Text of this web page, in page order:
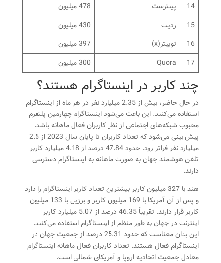
14
پینترست
478 میلیون
15
ردیت
430 میلیون
16
توییتر(x)
397 میلیون
17
Quora 300 میلیون
چند کاربر در اینستاگرام هستند؟
در حال حاضر، بیش از 2.35 میلیارد نفر در هر ماه از اینستاگرام
استفاده می‌کنند. این باعث می‌شود اینستاگرام چهارمین پلتفرم
محبوب شبکه‌های اجتماعی از نظر کاربران فعال ماهانه باشد.
پیش بینی می‌شود که تعداد کاربران تا پایان سال 2023 از 2.5
میلیارد نفر فراتر رود. حدود 47.84 درصد از 4.18 میلیارد کاربر
تلفن هوشمند جهان به صورت ماهانه به اینستاگرام دسترسی
دارند.
هند با 327 میلیون کاربر بیشترین تعداد کاربر اینستاگرام را دارد
و پس از آن آمریکا با 169 میلیون کاربر و برزیل با 133 میلیون
کاربر قرار دارند. تقریباً 46.35 درصد از 5.07 میلیارد کاربر
اینترنت در جهان به طور منظم از اینستاگرام استفاده می‌کنند.
این بدان معناست که حدود 25.31 درصد از جمعیت جهان در
اینستاگرام فعال هستند. تعداد کاربران فعال ماهانه اینستاگرام
معادل جمعیت اتحادیه اروپا و آمریکای شمالی است.